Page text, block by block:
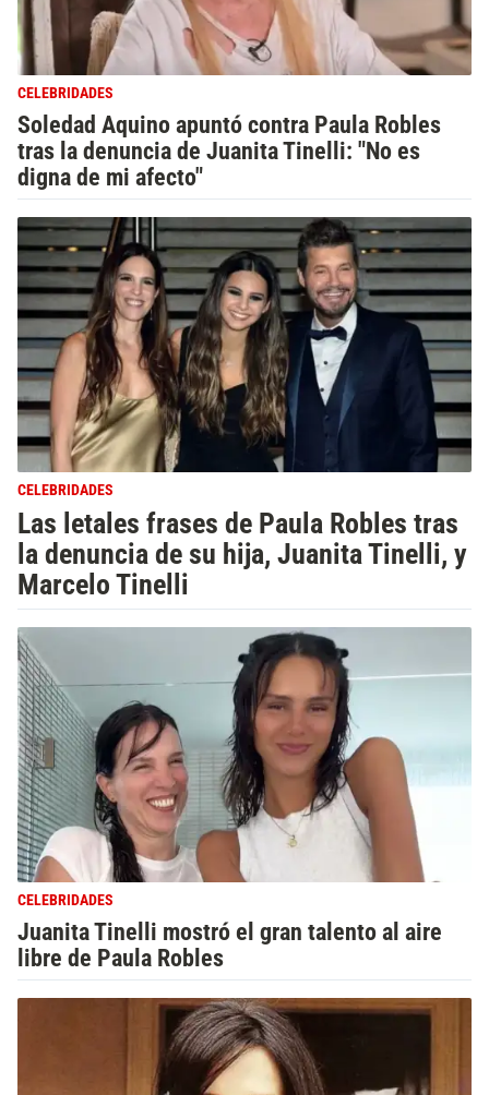
CELEBRIDADES
Soledad Aquino apuntó contra Paula Robles
tras la denuncia de Juanita Tinelli: "No es
digna de mi afecto"
CELEBRIDADES
Las letales frases de Paula Robles tras
la denuncia de su hija, Juanita Tinelli, y
Marcelo Tinelli
CELEBRIDADES
Juanita Tinelli mostró el gran talento al aire
libre de Paula Robles